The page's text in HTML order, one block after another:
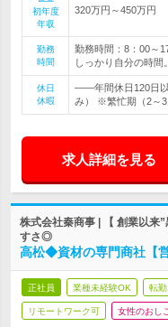
初年度
年収
320万円～450万円
勤務
時間
勤務時間：8：00～
しっかり自分の時間
休日
休暇
――年間休日120日
み） ※繁忙期（2～3
求人詳細を見る
株式会社秦商事 | 【 創業以来
すさ◎
高松◆資材の専門商社【
正社員 業種未経験OK 転勤
リモートワーク可 女性のおし